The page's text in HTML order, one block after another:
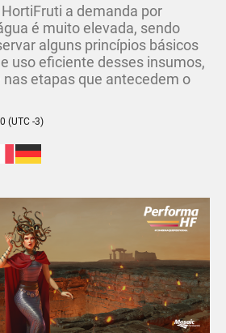
a demanda por
é muito elevada, sendo
alguns princípios básicos
uso eficiente desses insumos,
etapas que antecedem o
(UTC -3)